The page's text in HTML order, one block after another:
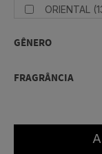
ORIENTAL
GÊNERO
FRAGRÂNCIA